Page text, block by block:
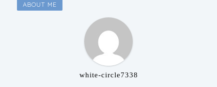
ABOUT ME
white-circle7338